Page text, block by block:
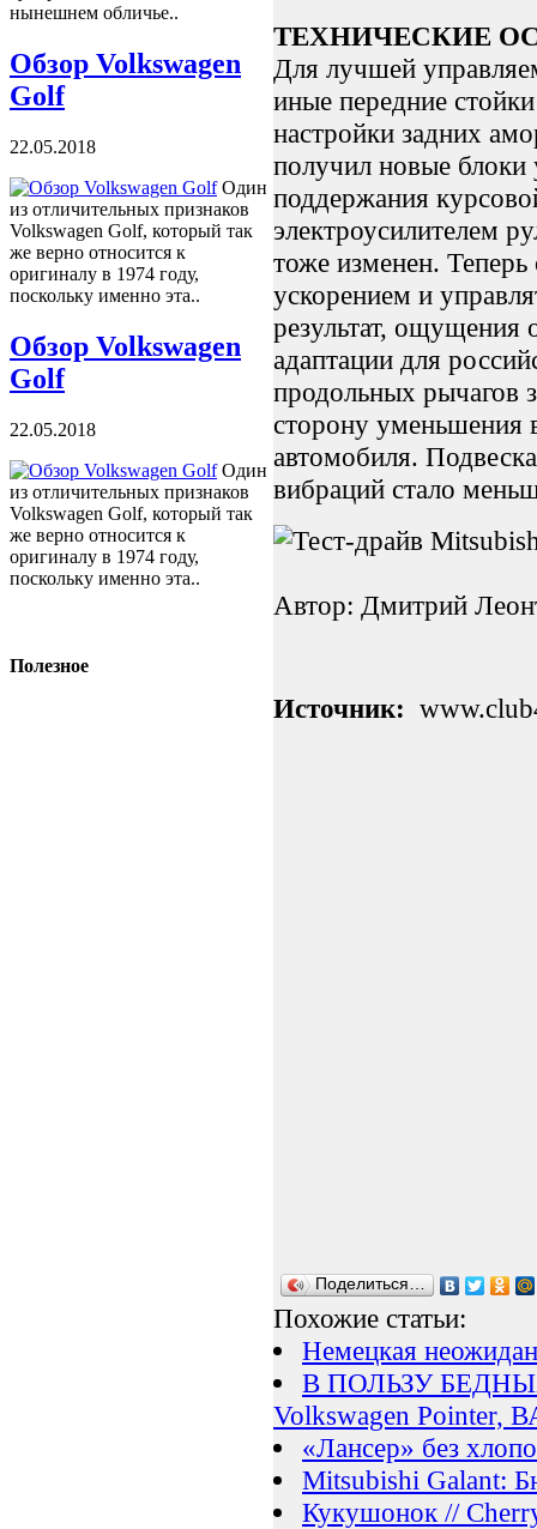
нынешнем обличье..
Обзор Volkswagen
Golf
22.05.2018
Один
из отличительных признаков
Volkswagen Golf, который так
же верно относится к
оригиналу в 1974 году,
поскольку именно эта..
Обзор Volkswagen
Golf
22.05.2018
Один
из отличительных признаков
Volkswagen Golf, который так
же верно относится к
оригиналу в 1974 году,
поскольку именно эта..
Полезное
ТЕХНИЧЕСКИЕ
Для лучшей
иные передние
настройки задних
получил новые блоки
поддержания
электроусилителем
тоже изменен. Теперь
ускорением и
результат, ощущения
адаптации для
продольных рычагов
сторону уменьшения
автомобиля.
вибраций стало
Автор: Дмитрий
Источник:
Поделиться…
Похожие статьи:
Немецкая
В ПОЛЬЗУ БЕДНЫХ
Volkswagen Pointer,
«Лансер» без
Mitsubishi Galant:
Кукушонок //